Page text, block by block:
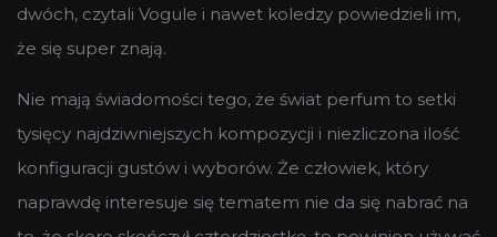
dwóch, czytali Vogule i nawet koledzy powiedzieli im,
że się super znają.
Nie mają świadomości tego, że świat perfum to setki
tysięcy najdziwniejszych kompozycji i niezliczona ilość
konfiguracji gustów i wyborów. Że człowiek, który
naprawdę interesuje się tematem nie da się nabrać na